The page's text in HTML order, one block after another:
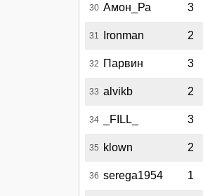
30 Амон_Ра 3
31 Ironman 2
32 Парвин 3
33 alvikb 2
34 _FILL_ 3
35 klown 2
36 serega1954 1